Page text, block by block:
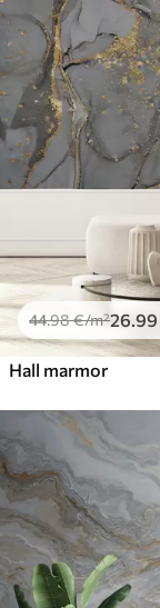
44.98€/m²26.99
Hall marmor